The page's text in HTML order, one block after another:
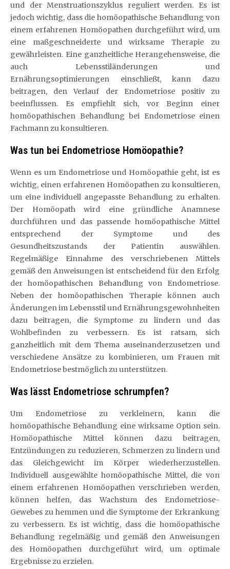
und der Menstruationszyklus reguliert werden. Es ist
jedoch wichtig, dass die homöopathische Behandlung von
einem erfahrenen Homöopathen durchgeführt wird, um
eine maßgeschneiderte und wirksame Therapie zu
gewährleisten. Eine ganzheitliche Herangehensweise, die
auch Lebensstiländerungen und
Ernährungsoptimierungen einschließt, kann dazu
beitragen, den Verlauf der Endometriose positiv zu
beeinflussen. Es empfiehlt sich, vor Beginn einer
homöopathischen Behandlung bei Endometriose einen
Fachmann zu konsultieren.
Was tun bei Endometriose Homöopathie?
Wenn es um Endometriose und Homöopathie geht, ist es
wichtig, einen erfahrenen Homöopathen zu konsultieren,
um eine individuell angepasste Behandlung zu erhalten.
Der Homöopath wird eine gründliche Anamnese
durchführen und das passende homöopathische Mittel
entsprechend der Symptome und des
Gesundheitszustands der Patientin auswählen.
Regelmäßige Einnahme des verschriebenen Mittels
gemäß den Anweisungen ist entscheidend für den Erfolg
der homöopathischen Behandlung von Endometriose.
Neben der homöopathischen Therapie können auch
Änderungen im Lebensstil und Ernährungsgewohnheiten
dazu beitragen, die Symptome zu lindern und das
Wohlbefinden zu verbessern. Es ist ratsam, sich
ganzheitlich mit dem Thema auseinanderzusetzen und
verschiedene Ansätze zu kombinieren, um Frauen mit
Endometriose bestmöglich zu unterstützen.
Was lässt Endometriose schrumpfen?
Um Endometriose zu verkleinern, kann die
homöopathische Behandlung eine wirksame Option sein.
Homöopathische Mittel können dazu beitragen,
Entzündungen zu reduzieren, Schmerzen zu lindern und
das Gleichgewicht im Körper wiederherzustellen.
Individuell ausgewählte homöopathische Mittel, die von
einem erfahrenen Homöopathen verschrieben werden,
können helfen, das Wachstum des Endometriose-
Gewebes zu hemmen und die Symptome der Erkrankung
zu verbessern. Es ist wichtig, dass die homöopathische
Behandlung regelmäßig und gemäß den Anweisungen
des Homöopathen durchgeführt wird, um optimale
Ergebnisse zu erzielen.